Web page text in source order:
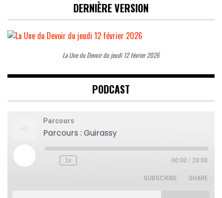
DERNIÈRE VERSION
La Une du Devoir du jeudi 12 février 2026
PODCAST
Parcours
Parcours : Guirassy
Play
Episode
Rewind
1x 00:00 / 28:08
SUBSCRIBE SHARE